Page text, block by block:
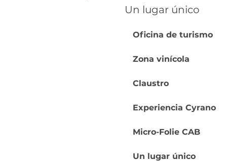
Un lugar único
Oficina de turismo
Zona vinícola
Claustro
Experiencia Cyrano
Micro-Folie CAB
Un lugar único